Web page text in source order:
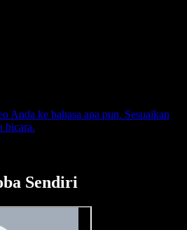
Anda ke bahasa apa pun. Sesuaikan
bicara.
Sendiri